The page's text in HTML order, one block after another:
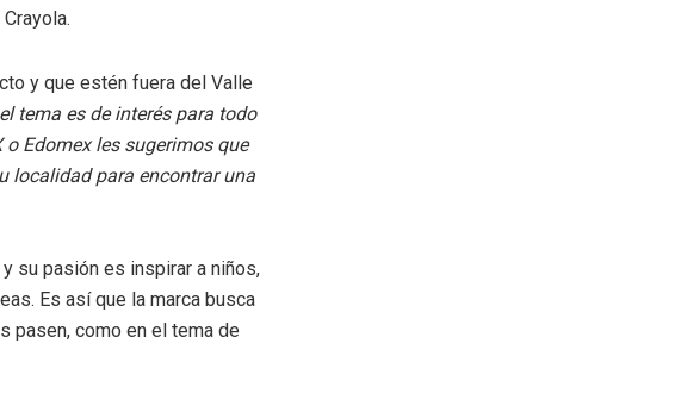
y que estén fuera del Valle
tema es de interés para todo
o Edomex les sugerimos que
localidad para encontrar una
su pasión es inspirar a niños,
Es así que la marca busca
pasen, como en el tema de